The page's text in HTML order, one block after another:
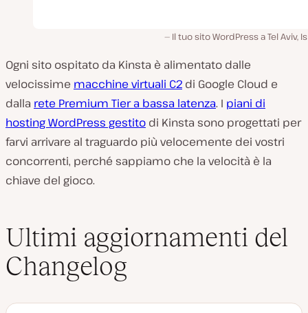
Il tuo sito WordPress a Tel Aviv,
Ogni sito ospitato da Kinsta è alimentato dalle
velocissime macchine virtuali C2 di Google Cloud e
dalla rete Premium Tier a bassa latenza. I piani di
hosting WordPress gestito di Kinsta sono progettati per
farvi arrivare al traguardo più velocemente dei vostri
concorrenti, perché sappiamo che la velocità è la
chiave del gioco.
Ultimi aggiornamenti del
Changelog